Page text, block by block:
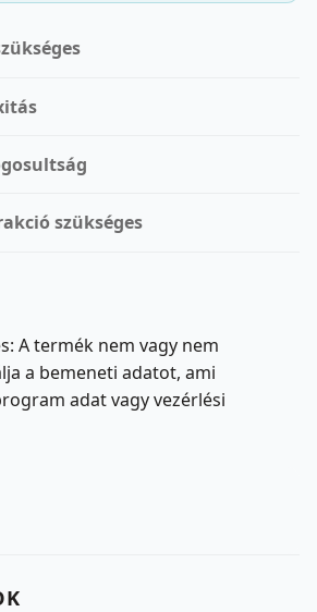
szükséges
A termék nem vagy nem
a bemeneti adatot, ami
adat vagy vezérlési